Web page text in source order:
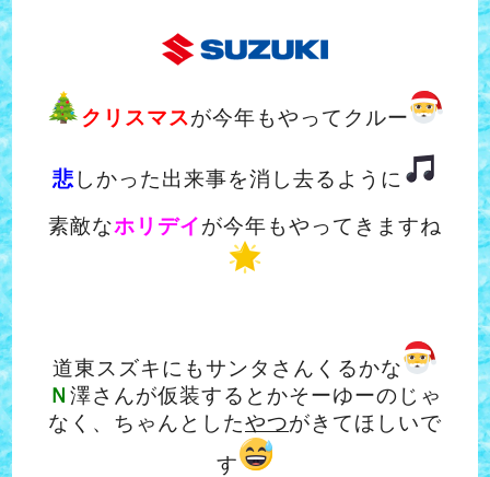
クリスマスが今年もやってクルー
悲 しかった出来事を消し去るように
素敵なホリデイが今年もやってきますね
道東スズキにもサンタさんくるかな
Ｎ 澤さんが仮装するとかそーゆーのじゃ
なく、ちゃんとしたやつがきてほしいで
す